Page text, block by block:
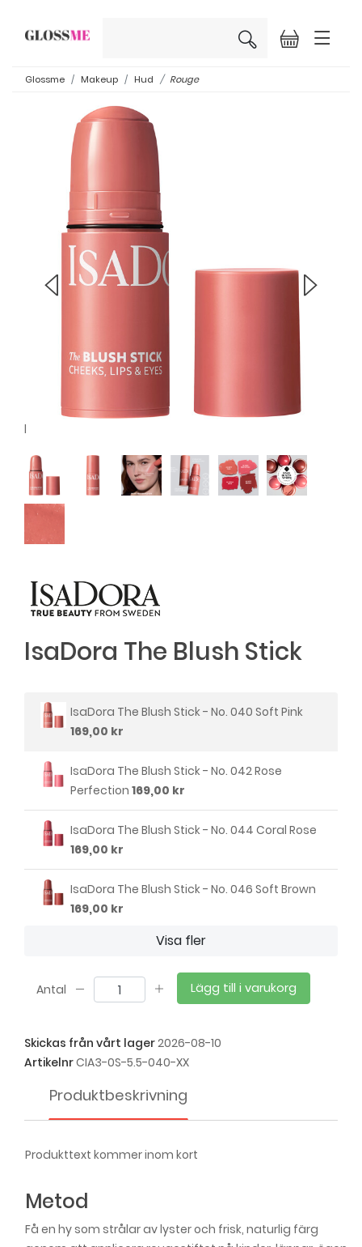
×
Glossme Makeup Hud Rouge
l
IsaDora The Blush Stick
IsaDora The Blush Stick - No. 040 Soft Pink
169,00 kr
IsaDora The Blush Stick - No. 042 Rose
Perfection 169,00 kr
IsaDora The Blush Stick - No. 044 Coral Rose
169,00 kr
IsaDora The Blush Stick - No. 046 Soft Brown
169,00 kr
Visa fler
Antal Lägg till i varukorg
Skickas från vårt lager2026-08-10
ArtikelnrCIA3-0S-5.5-040-XX
Produktbeskrivning
Produkttext kommer inom kort
Metod
Få en hy som strålar av lyster och frisk, naturlig färg